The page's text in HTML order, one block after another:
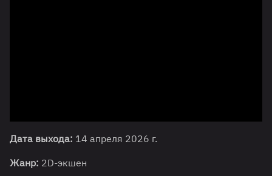
Дата выхода: 14 апреля 2026 г.
Жанр: 2D-экшен